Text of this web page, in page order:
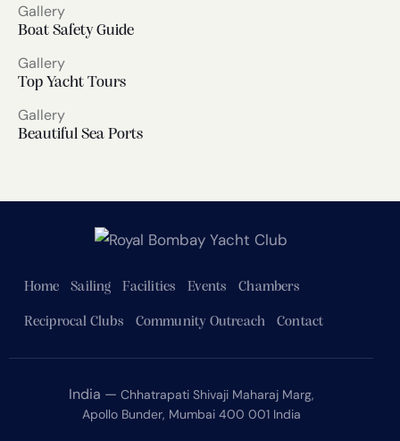
Gallery
Boat Safety Guide
Gallery
Top Yacht Tours
Gallery
Beautiful Sea Ports
Home Sailing Facilities Events Chambers
Reciprocal Clubs Community Outreach Contact
India — Chhatrapati Shivaji Maharaj Marg,
Apollo Bunder, Mumbai 400 001 India